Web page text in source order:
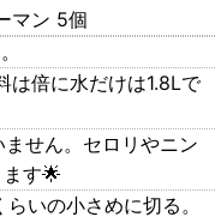
マン 5個
倍に水だけは1.8Lで
せん。セロリやニン
す🌟
いの小さめに切る。